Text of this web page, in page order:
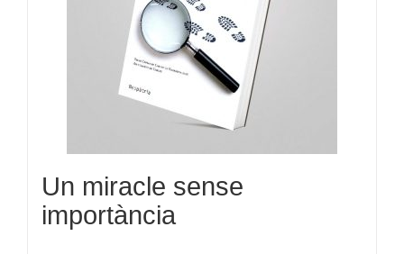
Un miracle sense
importància